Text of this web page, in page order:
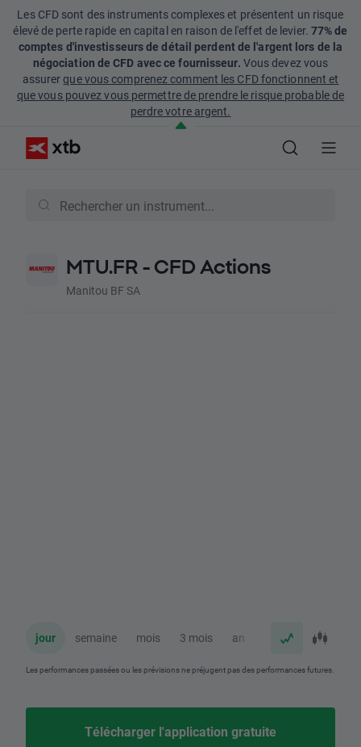
Les CFD sont des instruments complexes et présentent un risque
élevé de perte rapide en capital en raison de l'effet de levier. 77% de
comptes d'investisseurs de détail perdent de l'argent lors de la
négociation de CFD avec ce fournisseur. Vous devez vous
assurerque vous comprenez comment les CFD fonctionnent et
que vous pouvez vous permettre de prendre le risque probable de
perdre votre argent.
MTU.FR - CFD Actions
Manitou BF SA
jour semaine mois 3 mois an
Les performances passées ou les prévisions ne préjugent pas des performances futures.
Télécharger l'application gratuite